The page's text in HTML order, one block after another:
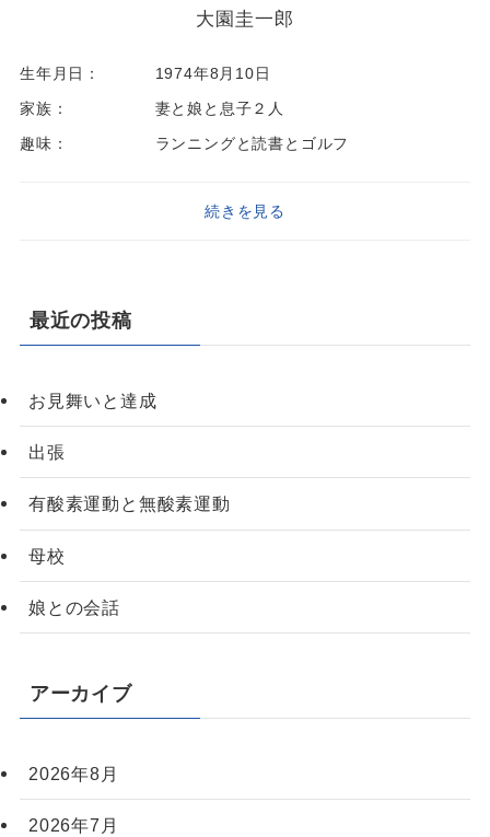
大園圭一郎
生年月日：
1974年8月10日
家族：
妻と娘と息子２人
趣味：
ランニングと読書とゴルフ
続きを見る
最近の投稿
お見舞いと達成
出張
有酸素運動と無酸素運動
母校
娘との会話
アーカイブ
2026年8月
2026年7月